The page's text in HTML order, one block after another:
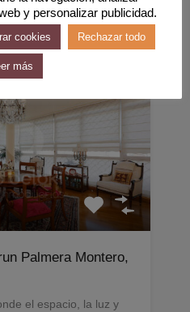
Wollmer, 13
Palmera Montero,
el espacio, la luz y
y personalizar publicidad.
cookies Rechazar todo
más